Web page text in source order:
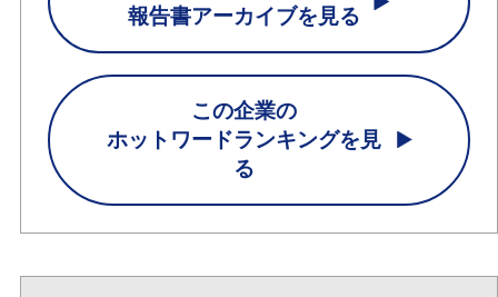
報告書アーカイブを見る
この企業の
ホットワードランキングを見
る